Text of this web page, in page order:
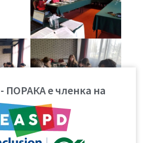
е членка на